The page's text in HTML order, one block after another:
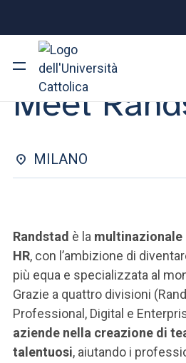
Ateneo
Corsi di studio
Facoltà e campus
SEI UNO STUDENTE ISCRITTO?
ACCEDI ALLA MAIL ICATT
SEI UN DOCENTE O UN MEMBRO DELLO
Eventi di Stage e Placement
STAGE&PLACEMENT | 13 MAGGIO
Meet
MILANO
Randstad è la multinazionale
HR, con l’ambizione di
più equa e specializzata al
Grazie a quattro divisioni
Professional, Digital e
aziende nella creazione di
talentuosi, aiutando i